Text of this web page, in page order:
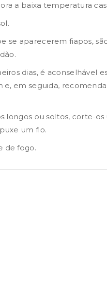
a baixa temperatura
se aparecerem fiapos,
dias, é aconselhável
e, em seguida,
longos ou soltos, corte-os
um fio.
de fogo.